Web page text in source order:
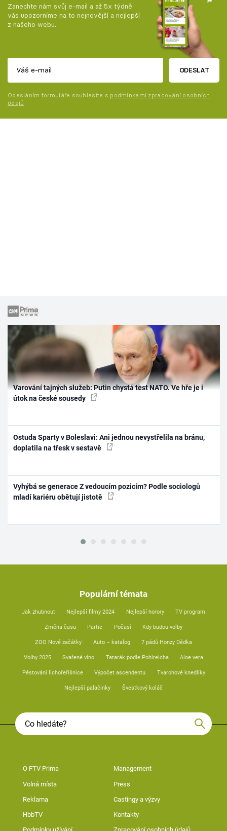
Zanechte nám svůj e-mail a až 5x týdně
vás upozorníme na to nejnovější a nejlepší
z našeho webu.
ODESLAT
Odesláním formuláře souhlasíte s podmínkami zpracování osobních
údajů
Varování tajných služeb: Putin chystá test NATO. Ve hře je i
útok na české sousedy
Ostuda Sparty v Boleslavi: Ani jednou nevystřelila na bránu,
doplatila na třesk v sestavě
Vyhýbá se generace Z vedoucím pozicím? Podle sociologů
mladí kariéru obětují jistotě
Populární témata
Jak zhubnout Nejlepší filmy 2024 Nejlepší horory TV program
Změna času Partie Počasí Kdy budou volby
ZOO Nové začátky Auto – katalog 7 pádů Honzy Dědka
Volby 2025 Svařené víno Tatarák podle Pohlreicha Aloe vera
Pěstování lichořeřišnice Výpočet ascendentu Tvarohové knedlíky
Nejlepší palačinky Švestkový koláč
O FTV Prima Management
Volná místa Press
Reklama Castingy a výzvy
HbbTV Kontakty